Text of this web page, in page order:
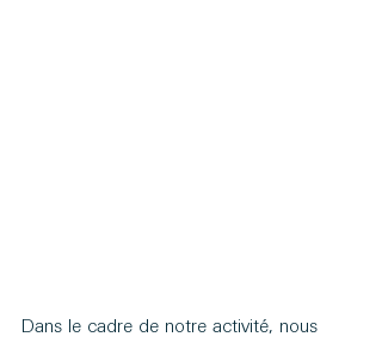
Dans le cadre de notre activité, nous